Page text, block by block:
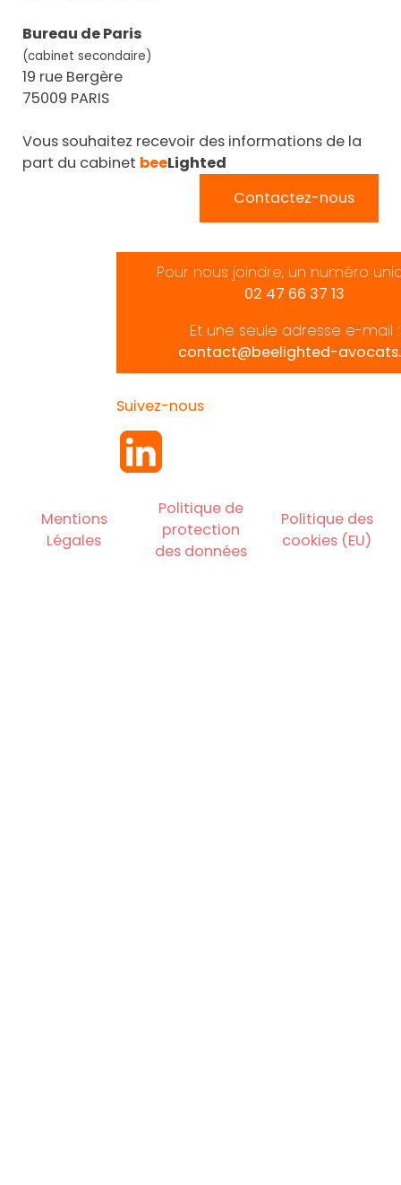
Bureau de Paris
(cabinet secondaire)
19 rue Bergère
75009 PARIS
Vous souhaitez recevoir des informations de la
part du cabinet beeLighted
Contactez-nous
Pour nous joindre, un numéro
02 47 66 37 13
Et une seule adresse e-mail :
contact@beelighted-
Suivez-nous
Mentions
Légales
Politique de
protection
des données
Politique des
cookies (EU)